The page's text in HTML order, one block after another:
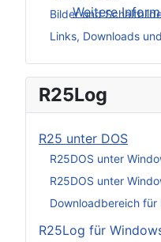
Bilder und
Links, Downloads
R25Log
R25 unter DOS
R25DOS unter
R25DOS unter
Downloadbereich für
R25Log für
Weitere